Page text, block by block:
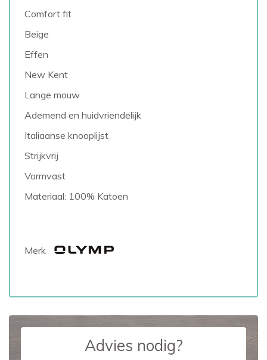
Comfort fit
Beige
Effen
New Kent
Lange mouw
Ademend en huidvriendelijk
Italiaanse knooplijst
Strijkvrij
Vormvast
Materiaal: 100% Katoen
Merk
Advies nodig?